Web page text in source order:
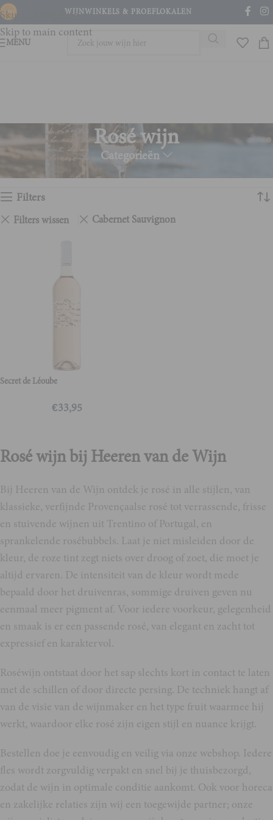
Skip to navigation
Skip to main content
WIJNWINKELS & PROEFLOKALEN
MENU
Rosé wijn
Categorieën
Filters
Filters wissen Cabernet Sauvignon
Secret de Léoube
€33,95
Rosé wijn bij Heeren van de Wijn
Bij Heeren van de Wijn ontdek je rosé in alle stijlen, van
klassieke, verfijnde Provençaalse rosé tot verrassende, frisse
en stuivende wijnen uit Trentino of Portugal, en
sprankelende rosébubbels. Laat je niet misleiden door de
kleur, de roze tint zegt niets over droog of zoet, die moet je
altijd ervaren. De intensiteit van de kleur wordt mede
bepaald door het druivenras, sommige druiven geven nu
eenmaal meer pigment af. Voor iedere voorkeur, gelegenheid
en smaak is er een passende rosé, van elegant en zacht tot
expressief en karaktervol.
Roséwijn ontstaat door het sap slechts kort in contact te laten
met de schillen of door directe persing. De techniek hangt af
van de visie van de wijnmaker en het type fruit waarmee hij
werkt, waardoor elke rosé zijn eigen stijl en nuance krijgt.
Bestellen doe je eenvoudig en veilig via onze webshop. Iedere
fles wordt zorgvuldig verpakt en snel bij je thuisbezorgd,
zodat de wijn in optimale conditie aankomt. Ook voor horeca
en zakelijke relaties zijn wij een toegewijde partner; onze